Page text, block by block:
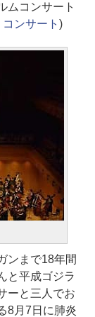
ムコンサート
ンサート )
ンまで18年間
と平成ゴジラ
ーと三人でお
8月7日に肺炎